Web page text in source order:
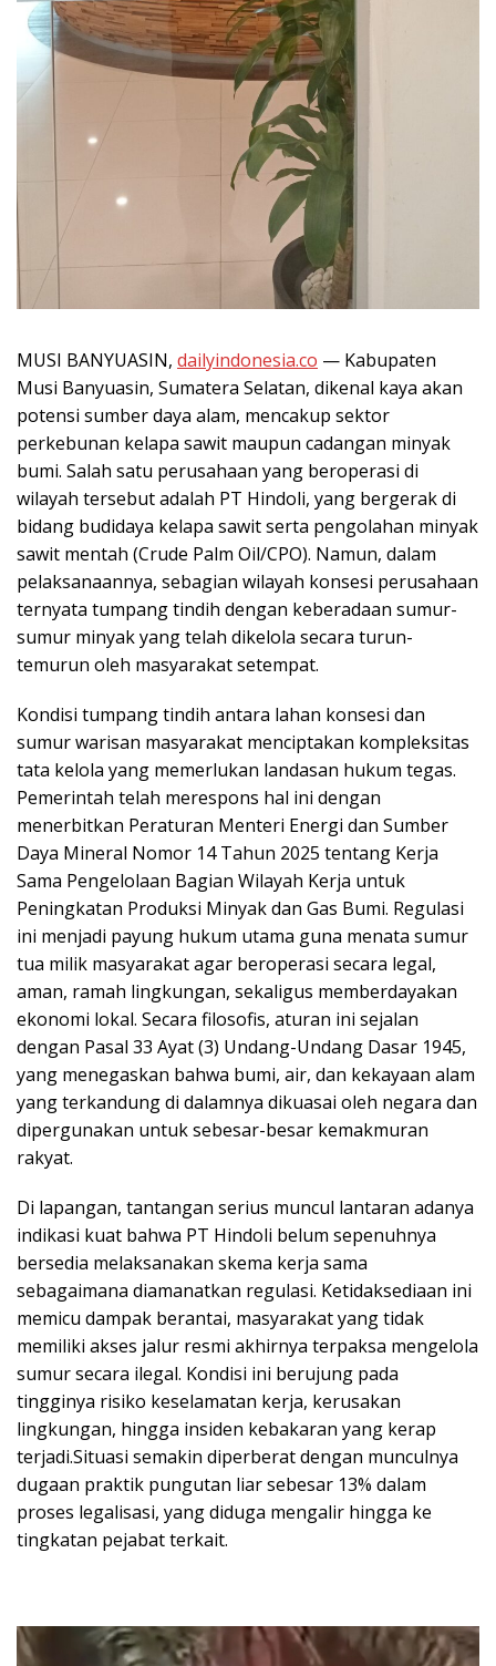
MUSI BANYUASIN, dailyindonesia.co — Kabupaten
Musi Banyuasin, Sumatera Selatan, dikenal kaya akan
potensi sumber daya alam, mencakup sektor
perkebunan kelapa sawit maupun cadangan minyak
bumi. Salah satu perusahaan yang beroperasi di
wilayah tersebut adalah PT Hindoli, yang bergerak di
bidang budidaya kelapa sawit serta pengolahan minyak
sawit mentah (Crude Palm Oil/CPO). Namun, dalam
pelaksanaannya, sebagian wilayah konsesi perusahaan
ternyata tumpang tindih dengan keberadaan sumur-
sumur minyak yang telah dikelola secara turun-
temurun oleh masyarakat setempat.
Kondisi tumpang tindih antara lahan konsesi dan
sumur warisan masyarakat menciptakan kompleksitas
tata kelola yang memerlukan landasan hukum tegas.
Pemerintah telah merespons hal ini dengan
menerbitkan Peraturan Menteri Energi dan Sumber
Daya Mineral Nomor 14 Tahun 2025 tentang Kerja
Sama Pengelolaan Bagian Wilayah Kerja untuk
Peningkatan Produksi Minyak dan Gas Bumi. Regulasi
ini menjadi payung hukum utama guna menata sumur
tua milik masyarakat agar beroperasi secara legal,
aman, ramah lingkungan, sekaligus memberdayakan
ekonomi lokal. Secara filosofis, aturan ini sejalan
dengan Pasal 33 Ayat (3) Undang-Undang Dasar 1945,
yang menegaskan bahwa bumi, air, dan kekayaan alam
yang terkandung di dalamnya dikuasai oleh negara dan
dipergunakan untuk sebesar-besar kemakmuran
rakyat.
Di lapangan, tantangan serius muncul lantaran adanya
indikasi kuat bahwa PT Hindoli belum sepenuhnya
bersedia melaksanakan skema kerja sama
sebagaimana diamanatkan regulasi. Ketidaksediaan ini
memicu dampak berantai, masyarakat yang tidak
memiliki akses jalur resmi akhirnya terpaksa mengelola
sumur secara ilegal. Kondisi ini berujung pada
tingginya risiko keselamatan kerja, kerusakan
lingkungan, hingga insiden kebakaran yang kerap
terjadi.Situasi semakin diperberat dengan munculnya
dugaan praktik pungutan liar sebesar 13% dalam
proses legalisasi, yang diduga mengalir hingga ke
tingkatan pejabat terkait.